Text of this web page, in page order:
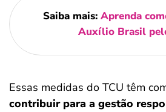
Saiba mais: Aprenda
Auxílio Brasil
Essas medidas do TCU têm
contribuir para a gestão